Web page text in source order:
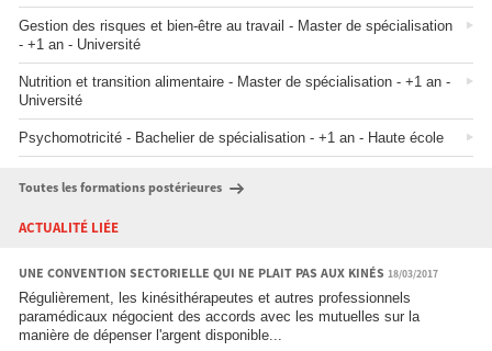
Gestion des risques et bien-être au travail - Master de spécialisation
- +1 an - Université
Nutrition et transition alimentaire - Master de spécialisation - +1 an -
Université
Psychomotricité - Bachelier de spécialisation - +1 an - Haute école
Toutes les formations postérieures
ACTUALITÉ LIÉE
UNE CONVENTION SECTORIELLE QUI NE PLAIT PAS AUX KINÉS 18/03/2017
Régulièrement, les kinésithérapeutes et autres professionnels
paramédicaux négocient des accords avec les mutuelles sur la
manière de dépenser l'argent disponible...